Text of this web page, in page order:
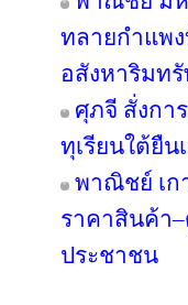
ทลายกำแพง
อสังหาริมท
ศุภจี สั่งกา
ทุเรียนใต้ยืน
พาณิชย์ เก
ราคาสินค้า
ประชาชน